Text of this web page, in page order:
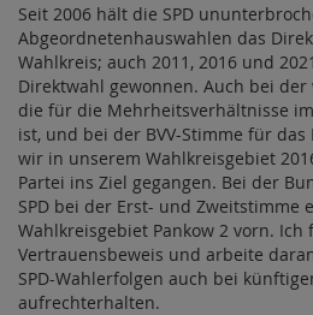
Seit 2006 hält die SPD
Abgeordnetenhauswahlen das
Wahlkreis; auch 2011, 2016 und
Direktwahl gewonnen. Auch bei
die für die Mehrheitsverhältnisse
ist, und bei der BVV-Stimme für
wir in unserem Wahlkreisgebiet
Partei ins Ziel gegangen. Bei der
SPD bei der Erst- und Zweitstimme
Wahlkreisgebiet Pankow 2 vorn.
Vertrauensbeweis und arbeite
SPD-Wahlerfolgen auch bei
aufrechterhalten.